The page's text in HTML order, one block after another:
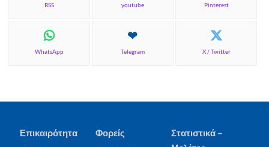
RSS youtube Pinterest
WhatsApp Telegram X / Twitter
Επικαιρότητα Φορείς
Στατιστικά –